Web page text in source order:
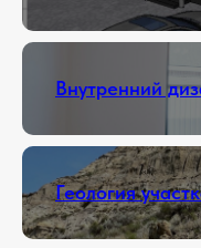
Внутренний
Геология